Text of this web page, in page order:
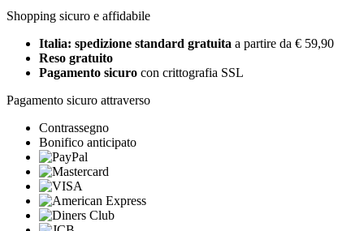
Shopping sicuro e affidabile
Italia: spedizione standard gratuita a partire da € 59,90
Reso gratuito
Pagamento sicuro con crittografia SSL
Pagamento sicuro attraverso
Contrassegno
Bonifico anticipato